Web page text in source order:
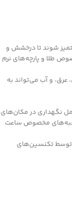
شوند تا درخشش و
طلا و پارچه‌های نرم
عرق، و آب می‌تواند به
نگهداری در مکان‌های
جعبه‌های مخصوص ساعت
توسط تکنسین‌های